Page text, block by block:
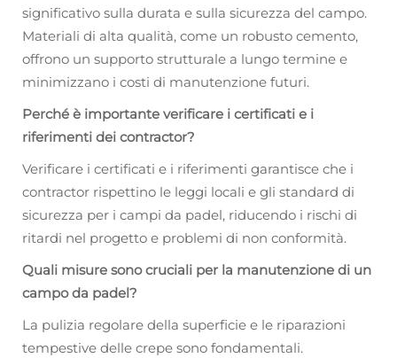
significativo sulla durata e sulla sicurezza del campo.
Materiali di alta qualità, come un robusto cemento,
offrono un supporto strutturale a lungo termine e
minimizzano i costi di manutenzione futuri.
Perché è importante verificare i certificati e i
riferimenti dei contractor?
Verificare i certificati e i riferimenti garantisce che i
contractor rispettino le leggi locali e gli standard di
sicurezza per i campi da padel, riducendo i rischi di
ritardi nel progetto e problemi di non conformità.
Quali misure sono cruciali per la manutenzione di un
campo da padel?
La pulizia regolare della superficie e le riparazioni
tempestive delle crepe sono fondamentali.